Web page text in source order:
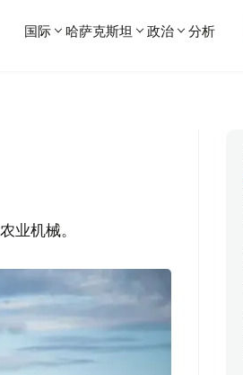
国际 哈萨克斯坦 政治 分析
业机械。